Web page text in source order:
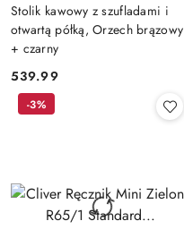
Stolik kawowy z szufladami i
otwartą półką, Orzech brązowy
+ czarny
Cena:
539.99
-3%